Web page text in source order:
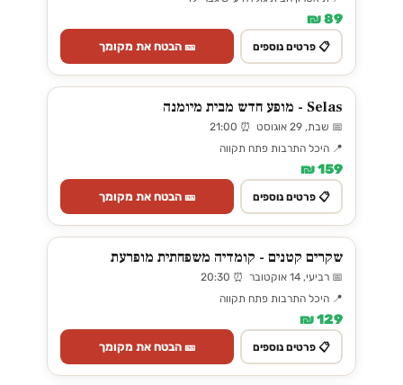
89 ₪
📋 פרטים נוספים 🎫 הבטח את מקומך
Selas - מופע חדש מבית מיומנה
📅 שבת, 29 אוגוסט ⏰ 21:00
📍 היכל התרבות פתח תקווה
159 ₪
📋 פרטים נוספים 🎫 הבטח את מקומך
שקרים קטנים - קומדיה משפחתית מופרעת
📅 רביעי, 14 אוקטובר ⏰ 20:30
📍 היכל התרבות פתח תקווה
129 ₪
📋 פרטים נוספים 🎫 הבטח את מקומך